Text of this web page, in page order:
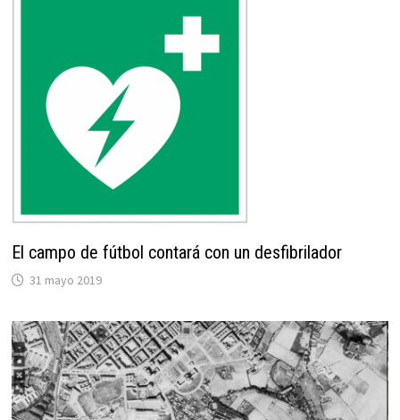
El campo de fútbol contará con un desfibrilador
31 mayo 2019